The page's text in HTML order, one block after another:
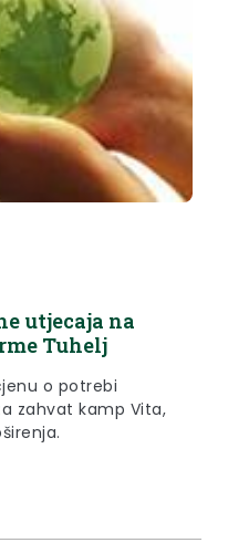
utjecaja na
Tuhelj
o potrebi
zahvat kamp Vita,